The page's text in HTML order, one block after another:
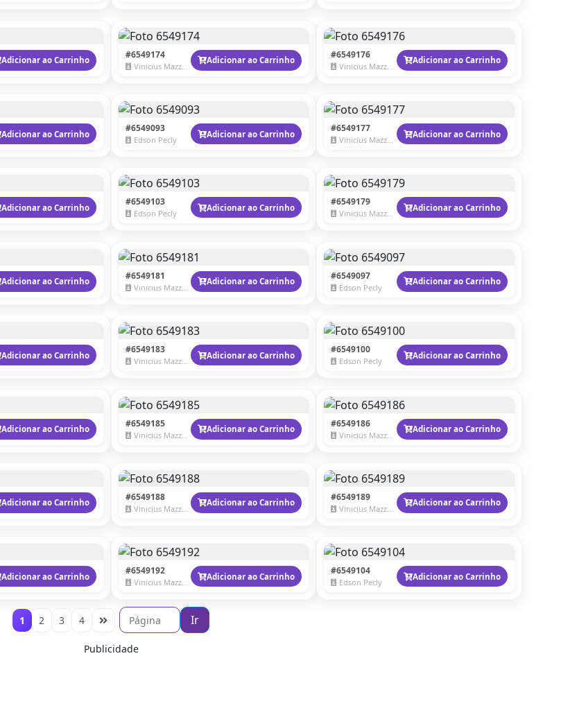
Adicionar ao Carrinho #6549174
Vinicius Mazzaro
Adicionar ao Carrinho #6549176
Vinicius Mazzaro
Adicionar ao Carrinho
Adicionar ao Carrinho #6549093
Edson Pecly
Adicionar ao Carrinho #6549177
Vinicius Mazzaro
Adicionar ao Carrinho
Adicionar ao Carrinho #6549103
Edson Pecly
Adicionar ao Carrinho #6549179
Vinicius Mazzaro
Adicionar ao Carrinho
Adicionar ao Carrinho #6549181
Vinicius Mazzaro
Adicionar ao Carrinho #6549097
Edson Pecly
Adicionar ao Carrinho
Adicionar ao Carrinho #6549183
Vinicius Mazzaro
Adicionar ao Carrinho #6549100
Edson Pecly
Adicionar ao Carrinho
Adicionar ao Carrinho #6549185
Vinicius Mazzaro
Adicionar ao Carrinho #6549186
Vinicius Mazzaro
Adicionar ao Carrinho
Adicionar ao Carrinho #6549188
Vinicius Mazzaro
Adicionar ao Carrinho #6549189
Vinicius Mazzaro
Adicionar ao Carrinho
Adicionar ao Carrinho #6549192
Vinicius Mazzaro
Adicionar ao Carrinho #6549104
Edson Pecly
Adicionar ao Carrinho
1 2 3 4 Ir
Publicidade